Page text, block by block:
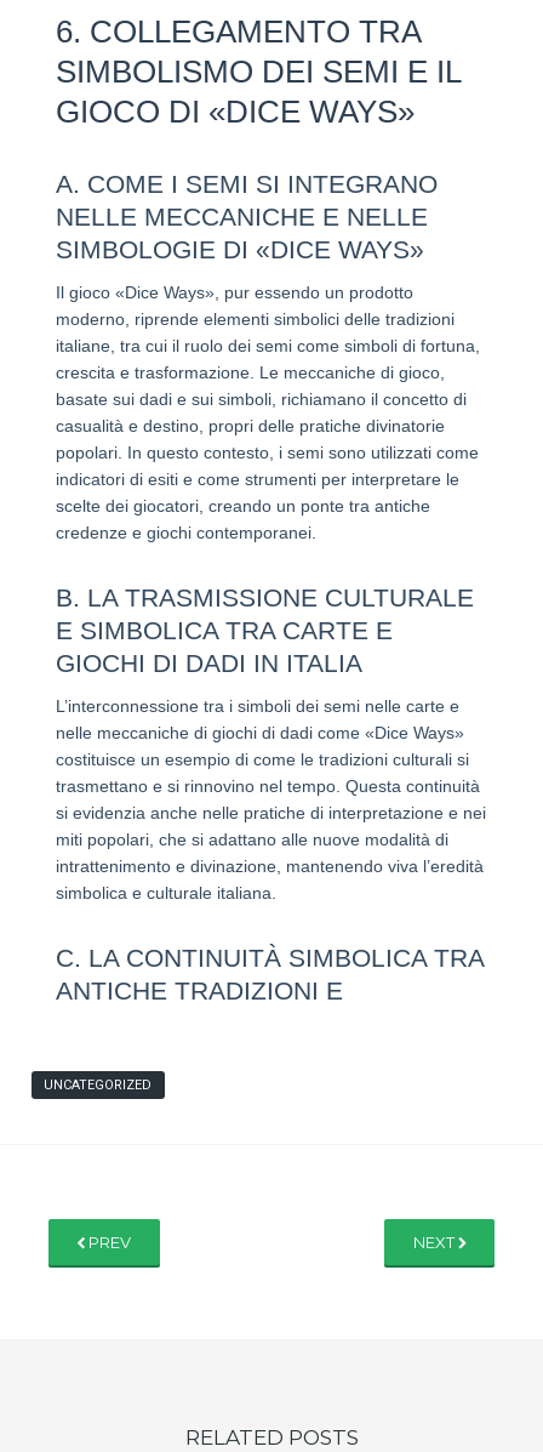
6. COLLEGAMENTO TRA
SIMBOLISMO DEI SEMI E IL
GIOCO DI «DICE WAYS»
A. COME I SEMI SI INTEGRANO
NELLE MECCANICHE E NELLE
SIMBOLOGIE DI «DICE WAYS»
Il gioco «Dice Ways», pur essendo un prodotto
moderno, riprende elementi simbolici delle tradizioni
italiane, tra cui il ruolo dei semi come simboli di fortuna,
crescita e trasformazione. Le meccaniche di gioco,
basate sui dadi e sui simboli, richiamano il concetto di
casualità e destino, propri delle pratiche divinatorie
popolari. In questo contesto, i semi sono utilizzati come
indicatori di esiti e come strumenti per interpretare le
scelte dei giocatori, creando un ponte tra antiche
credenze e giochi contemporanei.
B. LA TRASMISSIONE CULTURALE
E SIMBOLICA TRA CARTE E
GIOCHI DI DADI IN ITALIA
L’interconnessione tra i simboli dei semi nelle carte e
nelle meccaniche di giochi di dadi come «Dice Ways»
costituisce un esempio di come le tradizioni culturali si
trasmettano e si rinnovino nel tempo. Questa continuità
si evidenzia anche nelle pratiche di interpretazione e nei
miti popolari, che si adattano alle nuove modalità di
intrattenimento e divinazione, mantenendo viva l’eredità
simbolica e culturale italiana.
C. LA CONTINUITÀ SIMBOLICA TRA
ANTICHE TRADIZIONI E
UNCATEGORIZED
PREV NEXT
RELATED POSTS